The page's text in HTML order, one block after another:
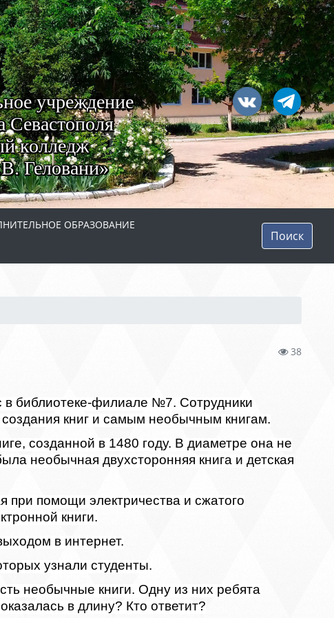
учреждение
Севастополя
колледж
Геловани»
ОБРАЗОВАНИЕ
Поиск
38
в библиотеке-филиале №7. Сотрудники
создания книг и самым необычным книгам.
созданной в 1480 году. В диаметре она не
необычная двухсторонняя книга и детская
при помощи электричества и сжатого
книги.
в интернет.
узнали студенты.
необычные книги. Одну из них ребята
в длину? Кто ответит?